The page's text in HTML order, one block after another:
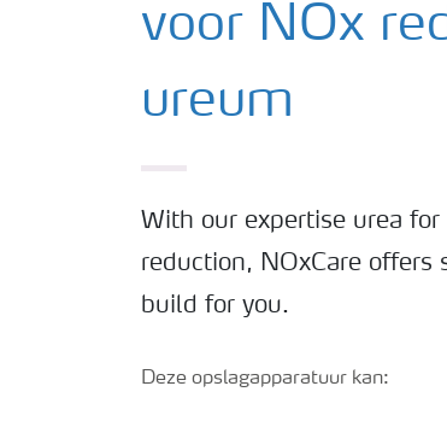
voor NOx
ureum
With our expertise urea
reduction, NOxCare offers
build for you.
Deze opslagapparatuur kan: